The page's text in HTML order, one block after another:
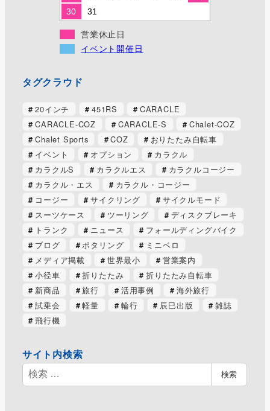
30
31
営業休止日
イベント開催日
タグクラウド
20インチ 451RS
CARACLE
CARACLE-COZ
CARACLE-S
Chalet-COZ
Chalet Sports
COZ
おりたたみ自転車
イベント
オプション
カラクル
カラクルS
カラクルエス
カラクルコージー
カラクル・エス
カラクル・コージー
コージー
サイクリング
サイクルモード
スーツケース
ツーリング
ディスクブレーキ
トランク
ニュース
フォールディングバイク
ブログ
ポタリング
ミニベロ
メディア掲載
世界最小
営業案内
小径車
折りたたみ
折りたたみ自転車
新商品
旅行 活用事例
海外旅行
試乗会
軽量 輪行 辰巳出版
雑誌
飛行機
サイト内検索
検
索
検索